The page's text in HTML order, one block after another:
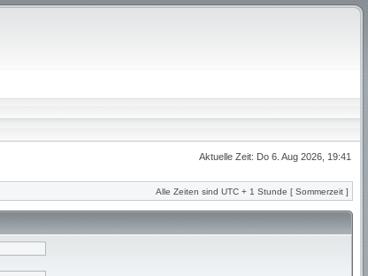
Aktuelle Zeit: Do 6. Aug 2026, 19:41
Alle Zeiten sind UTC + 1 Stunde [ Sommerzeit ]